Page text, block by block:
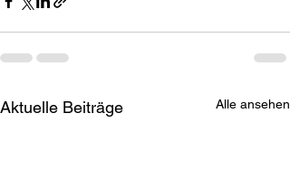
Aktuelle Beiträge Alle ansehen